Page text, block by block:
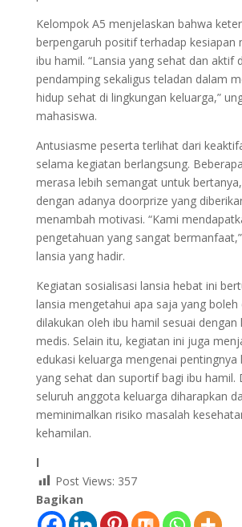
Kelompok A5 menjelaskan bahwa
berpengaruh positif terhadap kesiapan
ibu hamil. “Lansia yang sehat dan aktif
pendamping sekaligus teladan dalam
hidup sehat di lingkungan keluarga,”
mahasiswa.
Antusiasme peserta terlihat dari
selama kegiatan berlangsung.
merasa lebih semangat untuk
dengan adanya doorprize yang
menambah motivasi. “Kami
pengetahuan yang sangat
lansia yang hadir.
Kegiatan sosialisasi lansia hebat ini
lansia mengetahui apa saja yang boleh
dilakukan oleh ibu hamil sesuai dengan
medis. Selain itu, kegiatan ini juga
edukasi keluarga mengenai pentingnya
yang sehat dan suportif bagi ibu hamil.
seluruh anggota keluarga diharapkan
meminimalkan risiko masalah
kehamilan.
l
Post Views: 357
Bagikan